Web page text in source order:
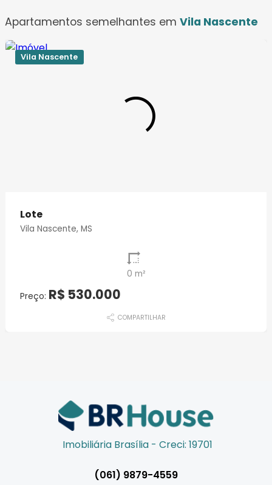
Apartamentos semelhantes em Vila Nascente
Vila Nascente
Lote
Vila Nascente, MS
0 m²
Preço: R$ 530.000
COMPARTILHAR
Imobiliária Brasília - Creci: 19701
(061) 9879-4559